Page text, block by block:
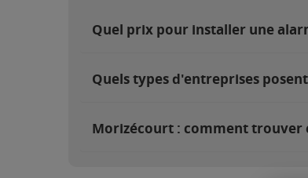
Quel prix pour installer une
Quels types d'entreprises
Morizécourt : comment trouver